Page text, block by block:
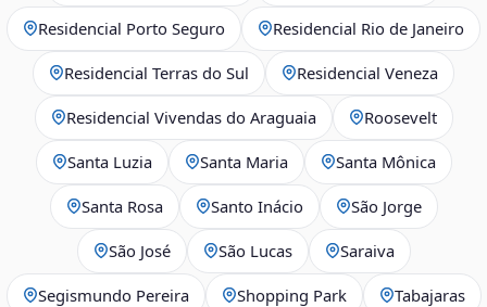
Residencial Porto Seguro Residencial Rio de Janeiro
Residencial Terras do Sul Residencial Veneza
Residencial Vivendas do Araguaia Roosevelt
Santa Luzia Santa Maria Santa Mônica
Santa Rosa Santo Inácio São Jorge
São José São Lucas Saraiva
Segismundo Pereira Shopping Park Tabajaras